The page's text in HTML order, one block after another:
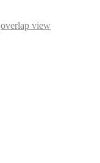
overlap view